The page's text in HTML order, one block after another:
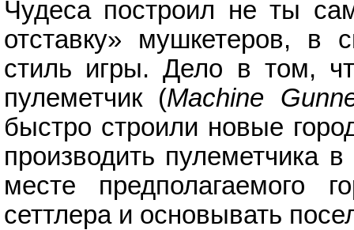
Чудеса построил не ты
отставку» мушкетеров, в
стиль игры. Дело в том,
пулеметчик (Machine
быстро строили новые
производить пулеметчика
месте предполагаемого
сеттлера и основывать